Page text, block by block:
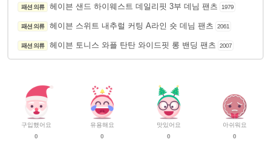
패션 의류 헤이븐 샌드 하이웨스트 데일리핏 3부 데님 팬츠 1979
패션 의류 헤이븐 스위트 내추럴 커팅 A라인 숏 데님 팬츠 2061
패션 의류 헤이븐 토니스 와플 탄탄 와이드핏 롱 밴딩 팬츠 2007
구입했어요
0
유용해요
0
맛있어요
0
아쉬워요
0